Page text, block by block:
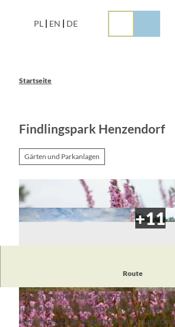
PL EN DE
Startseite
Findlingspark Henzendorf
Gärten und Parkanlagen
© Florian Läufer, Lizenz: Seenland Oder-Spree © Florian
Route
Findlingspark Henzendorfliegt am
Fläche wurden über 2000 Findlinge,
und Runentafeln kunstvoll in Szene
Heidelandschaft entstand hier Anfang